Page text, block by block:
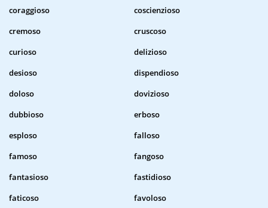
coraggioso
coscienzioso
cremoso
cruscoso
curioso
delizioso
desioso
dispendioso
doloso
dovizioso
dubbioso
erboso
esploso
falloso
famoso
fangoso
fantasioso
fastidioso
faticoso
favoloso